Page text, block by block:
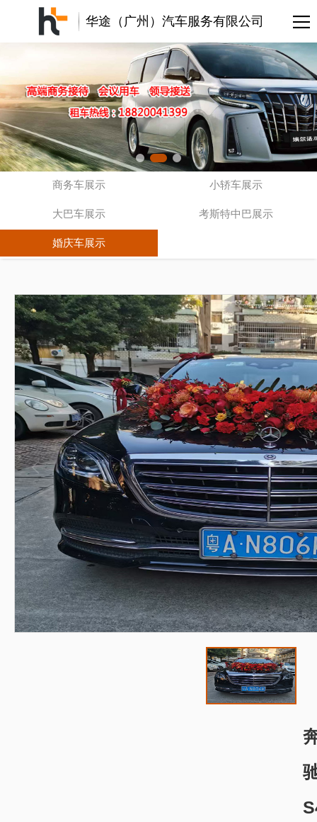
华途（广州）汽车服务有限公司
商务车展示 小轿车展示
大巴车展示 考斯特中巴展示
婚庆车展示